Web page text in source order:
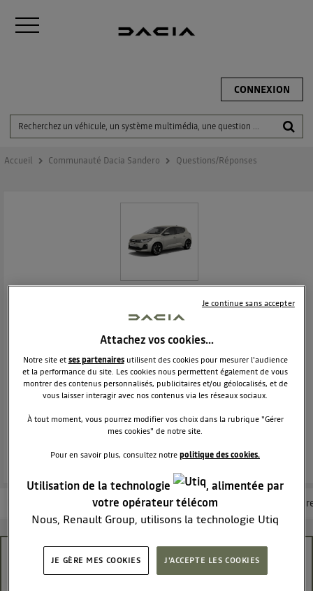
CONNEXION
Accueil Communauté Dacia Sandero Questions/Réponses
CITADINE DACIA
Voir la description
Dacia Sandero - La berline moderne et attractive
POSEZ UNE QUESTION
Les questions de la communauté Les articles Consultez la
bluethooth media nav
Attachez vos cookies…
Notre site etses partenairesutilisent des cookies pour mesurer l'audience
et la performance du site. Les cookies nous permettent également de vous
montrer des contenus personnalisés, publicitaires et/ou géolocalisés, et de
vous laisser interagir avec nos contenus via les réseaux sociaux.
À tout moment, vous pourrez modifier vos choix dans la rubrique "Gérer
mes cookies" de notre site.
Pour en savoir plus, consultez notrepolitique des cookies.
Utilisation de la technologie
, alimentée par
votre opérateur télécom
Nous, Renault Group, utilisons la technologie Utiq
cette notice de consentement) et liées à votre
JE GÈRE MES COOKIES J'ACCEPTE LES COOKIES
Je continue sans accepter